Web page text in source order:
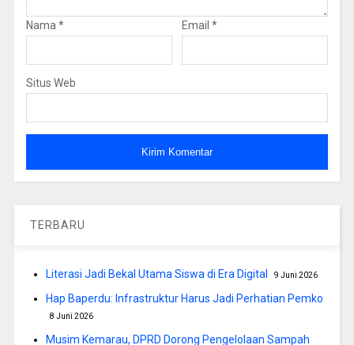
Nama * Email *
Situs Web
TERBARU
Literasi Jadi Bekal Utama Siswa di Era Digital 9 Juni 2026
Hap Baperdu: Infrastruktur Harus Jadi Perhatian Pemko
8 Juni 2026
Musim Kemarau, DPRD Dorong Pengelolaan Sampah